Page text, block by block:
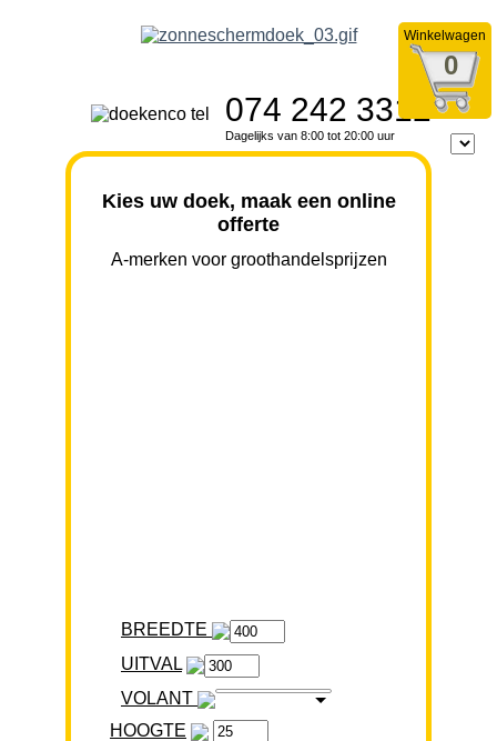
Winkelwagen
0
074 242 3312
Dagelijks van 8:00 tot 20:00 uur
Kies uw doek, maak een online
offerte
A-merken voor groothandelsprijzen
BREEDTE
VOLANT
HOOGTE